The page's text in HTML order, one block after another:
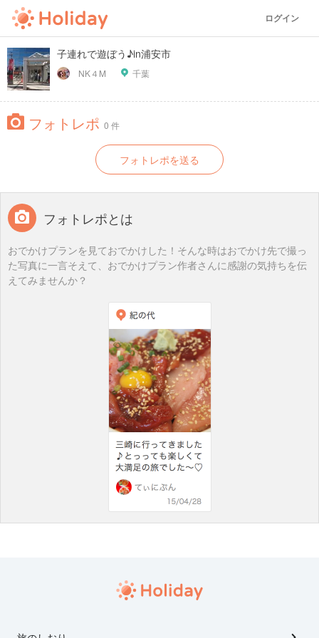
ログイン
子連れで遊ぼう♪in浦安市
NK４M 千葉
フォトレポ 0 件
フォトレポを送る
フォトレポとは
おでかけプランを見ておでかけした！そんな時はおでかけ先で撮っ
た写真に一言そえて、おでかけプラン作者さんに感謝の気持ちを伝
えてみませんか？